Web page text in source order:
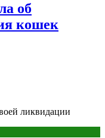
об
кошек
ликвидации